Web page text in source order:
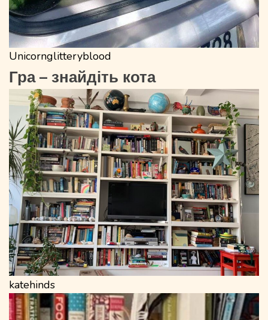
Unicornglitteryblood
Гра – знайдіть кота
katehinds